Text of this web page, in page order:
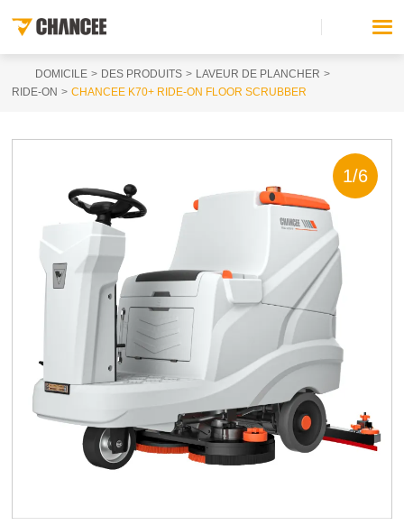
DOMICILE DES PRODUITS
LAVEUR DE PLANCHER
RIDE-ON
CHANCEE K70+ RIDE-ON FLOOR SCRUBBER
1/6